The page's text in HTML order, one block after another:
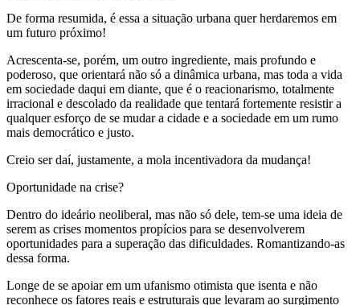
De forma resumida, é essa a situação urbana quer herdaremos em
um futuro próximo!
Acrescenta-se, porém, um outro ingrediente, mais profundo e
poderoso, que orientará não só a dinâmica urbana, mas toda a vida
em sociedade daqui em diante, que é o reacionarismo, totalmente
irracional e descolado da realidade que tentará fortemente resistir a
qualquer esforço de se mudar a cidade e a sociedade em um rumo
mais democrático e justo.
Creio ser daí, justamente, a mola incentivadora da mudança!
Oportunidade na crise?
Dentro do ideário neoliberal, mas não só dele, tem-se uma ideia de
serem as crises momentos propícios para se desenvolverem
oportunidades para a superação das dificuldades. Romantizando-as
dessa forma.
Longe de se apoiar em um ufanismo otimista que isenta e não
reconhece os fatores reais e estruturais que levaram ao surgimento